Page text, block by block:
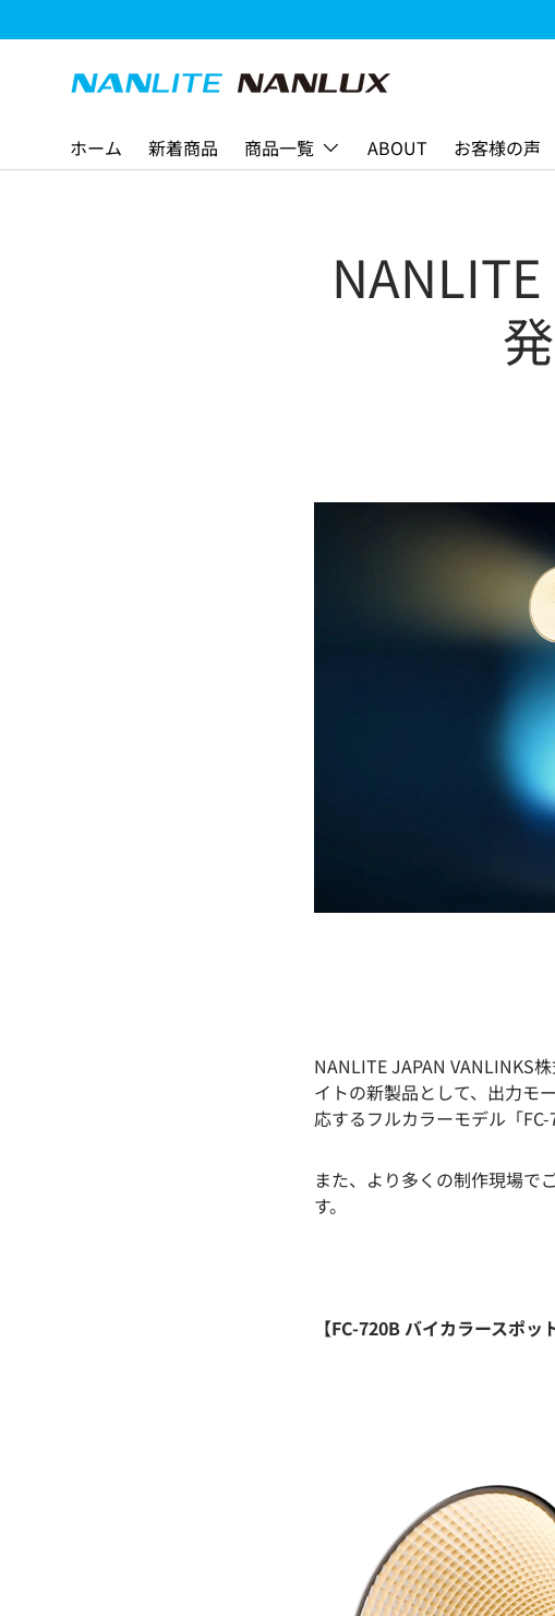
コンテンツへスキップ
ホーム 新着商品 商品一覧 ABOUT お客様の声
NANLITE
NANLITE JAPAN VANLINKS
イトの新製品として、出力モ
応するフルカラーモデル「
また、より多くの制作現場で
す。
【FC-720B バイカラースポッ